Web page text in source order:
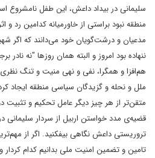
سلیمانی در بیداد داعش، این طفل نامشروع
منطقه نبود براستی از خاورمیانه کدامین رد و
مدعیان و درشت‌گویان خود می‌دانند که اگر
ننهاده بود امروز و البته همان روزها "نه نادر
هم‌افزا و همگرا، نفی و نهی منیت و تنگ
ملل و نحله و گزیدگان سیاسی منطقه ایجاد
متقن‌تر از هر چیز دیگر عامل تحکیم و تثبیت
قضیه‌ی مدد خواستن اربیل از سردار سلیمانی
تروریستی داعش نگاهی بیفکنید. اگر از
تامین و تضمین امنیت ملی بدانیم کدام